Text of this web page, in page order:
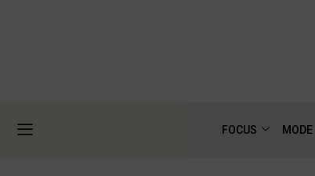
FOCUS MODE